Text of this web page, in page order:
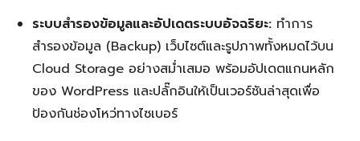
ระบบสำรองข้อมูลและอัปเดตระบบอัจฉริยะ: ทำการ
สำรองข้อมูล (Backup) เว็บไซต์และรูปภาพทั้งหมดไว้บน
Cloud Storage อย่างสม่ำเสมอ พร้อมอัปเดตแกนหลัก
ของ WordPress และปลั๊กอินให้เป็นเวอร์ชันล่าสุดเพื่อ
ป้องกันช่องโหว่ทางไซเบอร์